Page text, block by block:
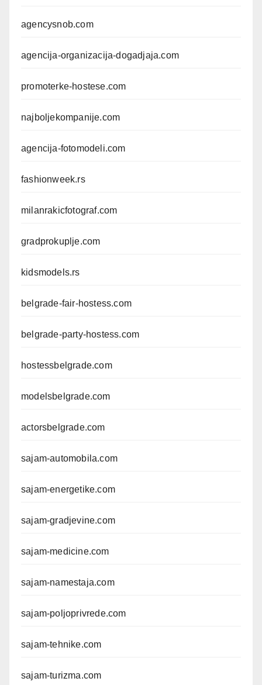
agencysnob.com
agencija-organizacija-dogadjaja.com
promoterke-hostese.com
najboljekompanije.com
agencija-fotomodeli.com
fashionweek.rs
milanrakicfotograf.com
gradprokuplje.com
kidsmodels.rs
belgrade-fair-hostess.com
belgrade-party-hostess.com
hostessbelgrade.com
modelsbelgrade.com
actorsbelgrade.com
sajam-automobila.com
sajam-energetike.com
sajam-gradjevine.com
sajam-medicine.com
sajam-namestaja.com
sajam-poljoprivrede.com
sajam-tehnike.com
sajam-turizma.com